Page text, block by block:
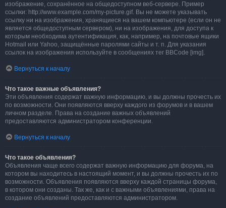
изображение, сохранённое на общедоступном веб-сервере. Пример
ссылки: http://www.example.com/my-picture.gif. Вы не можете указывать
ссылку ни на изображения, хранящиеся на вашем компьютере (если он не
является общедоступным сервером), ни на изображения, для доступа к
которым необходима аутентификация, как, например, на почтовые ящики
Hotmail или Yahoo, защищённые паролями сайты и т. п. Для указания
ссылок на изображения используйте в сообщениях тег BBCode [img].
Вернуться к началу
Что такое важные объявления?
Эти объявления содержат важную информацию, и вы должны прочесть их
по возможности. Они появляются вверху каждого из форумов и в вашем
личном разделе. Права на создание важных объявлений
предоставляются администратором конференции.
Вернуться к началу
Что такое объявления?
Объявления чаще всего содержат важную информацию для форума, на
котором вы находитесь в настоящий момент, и вы должны прочесть их по
возможности. Объявления появляются вверху каждой страницы форума,
в котором они созданы. Так же, как и с важными объявлениями, права на
создание объявлений предоставляются администратором.